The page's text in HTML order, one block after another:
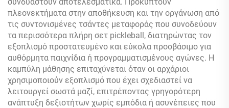
πλεονεκτήματα στην αποθήκευση και την οργάνωση από
τις συντονισμένες τσάντες μεταφοράς που συνοδεύουν
τα περισσότερα πλήρη σετ pickleball, διατηρώντας τον
εξοπλισμό προστατευμένο και εύκολα προσβάσιμο για
αυθόρμητα παιχνίδια ή προγραμματισμένους αγώνες. Η
καμπύλη μάθησης επιταχύνεται όταν οι αρχάριοι
χρησιμοποιούν εξοπλισμό που έχει σχεδιαστεί να
λειτουργεί σωστά μαζί, επιτρέποντας γρηγορότερη
ανάπτυξη δεξιοτήτων χωρίς εμπόδια ή ασυνέπειες που